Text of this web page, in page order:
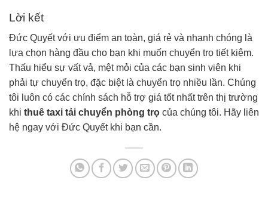
Lời kết
Đức Quyết với ưu điểm an toàn, giá rẻ và nhanh chóng là
lựa chọn hàng đầu cho bạn khi muốn chuyển trọ tiết kiệm.
Thấu hiểu sự vất vả, mệt mỏi của các bạn sinh viên khi
phải tự chuyển trọ, đặc biệt là chuyển trọ nhiều lần. Chúng
tôi luôn có các chính sách hỗ trợ giá tốt nhất trên thị trường
khi thuê taxi tải chuyển phòng trọ của chúng tôi. Hãy liên
hệ ngay với Đức Quyết khi bạn cần.